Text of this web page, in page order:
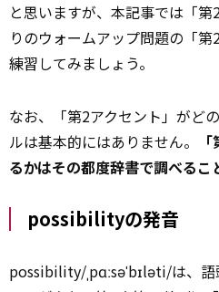
と思いますが、本記事では「
りのウォームアップ問題の「
練習してみましょう。
なお、「第2アクセント」がど
ルは基本的にはありません。
るかはその都度辞書で調べるこ
possibilityの発音
possibility/ˌpɑːsəˈbɪləti/は、